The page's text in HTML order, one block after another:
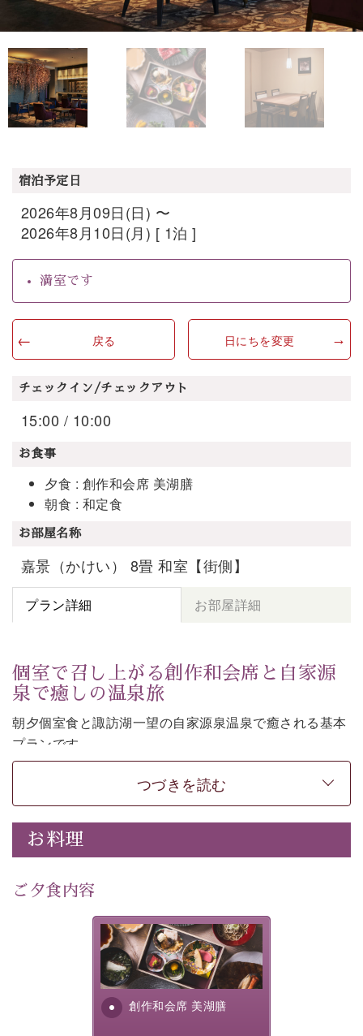
宿泊予定日
2026年8月09日(日) 〜
2026年8月10日(月) [ 1泊 ]
満室です
戻る 日にちを変更
チェックイン/チェックアウト
15:00 / 10:00
お食事
夕食 : 創作和会席 美湖膳
朝食 : 和定食
お部屋名称
嘉景（かけい） 8畳 和室【街側】
プラン詳細 お部屋詳細
個室で召し上がる創作和会席と自家源
泉で癒しの温泉旅
朝夕個室食と諏訪湖一望の自家源泉温泉で癒される基本
プランです。
諏訪湖を眺めながら幽玄な装飾の館内で静かに寛いでお
-----------【安心への取り組み】----------
個室料亭、貸切風呂のご利用が可能な上、 安心安全にご
滞在いただけるよう
30項目以上からなる独自の衛生・消毒プログラムの基、
徹底した衛生管理を行っております。
---------------------------------------------
・朝夕個室料亭で個室食
・諏訪大社4社を巡る無料参拝バス（事前予約制）
・館内着をご用意
つづきを読む
お料理
ご夕食内容
創作和会席 美湖膳
美湖膳とは諏訪の地で特別を
提供する為に料理長・神原 裕
明が考え出した創作和会席で
す。美しい諏訪湖の幸...